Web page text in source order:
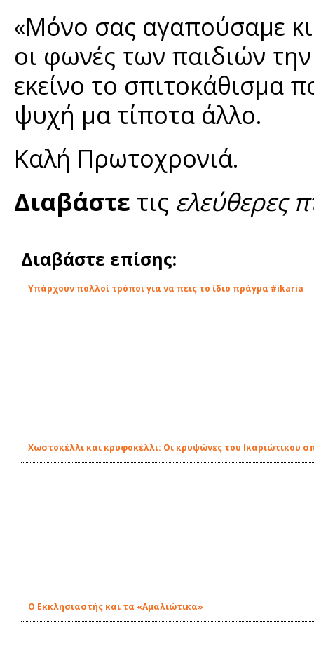
«Μόνο σας αγαπούσαμε
οι φωνές των παιδιών
εκείνο το σπιτοκάθισμα
ψυχή μα τίποτα άλλο.
Καλή Πρωτοχρονιά.
Διαβάστε τις ελεύθερες
Διαβάστε επίσης:
Υπάρχουν πολλοί τρόποι για να πεις το ίδιο πράγμα #ikaria
Χωστοκέλλι και κρυφοκέλλι: Οι κρυψώνες του Ικαριώτικου
O Εκκλησιαστής και τα «Αμαλιώτικα»